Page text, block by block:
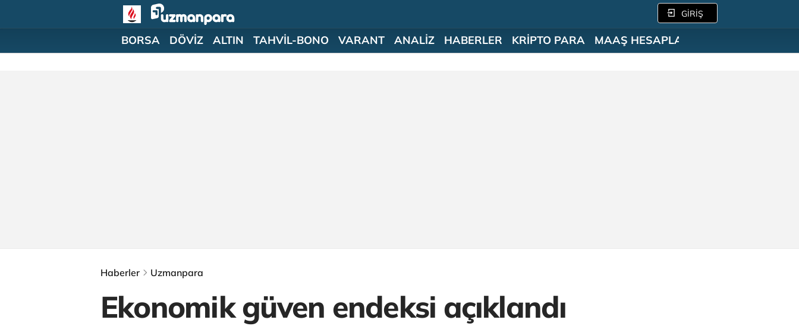
GİRİŞ
BORSA DÖVİZ ALTIN TAHVİL-BONO VARANT ANALİZ HABERLER KRİPTO PARA MAAŞ HESAPLAMA
Haberler Uzmanpara
Ekonomik güven endeksi açıklandı